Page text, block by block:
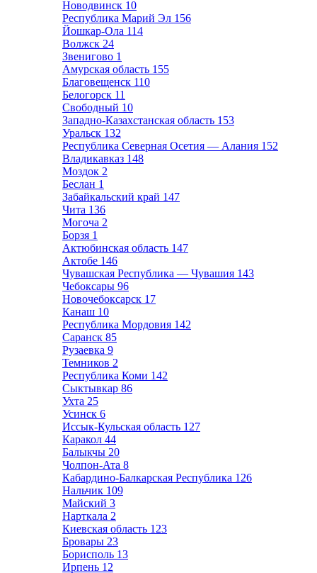
Новодвинск 10
Республика Марий Эл 156
Йошкар-Ола 114
Волжск 24
Звенигово 1
Амурская область 155
Благовещенск 110
Белогорск 11
Свободный 10
Западно-Казахстанская область 153
Уральск 132
Республика Северная Осетия — Алания 152
Владикавказ 148
Моздок 2
Беслан 1
Забайкальский край 147
Чита 136
Могоча 2
Борзя 1
Актюбинская область 147
Актобе 146
Чувашская Республика — Чувашия 143
Чебоксары 96
Новочебоксарск 17
Канаш 10
Республика Мордовия 142
Саранск 85
Рузаевка 9
Темников 2
Республика Коми 142
Сыктывкар 86
Ухта 25
Усинск 6
Иссык-Кульская область 127
Каракол 44
Балыкчы 20
Чолпон-Ата 8
Кабардино-Балкарская Республика 126
Нальчик 109
Майский 3
Нарткала 2
Киевская область 123
Бровары 23
Борисполь 13
Ирпень 12